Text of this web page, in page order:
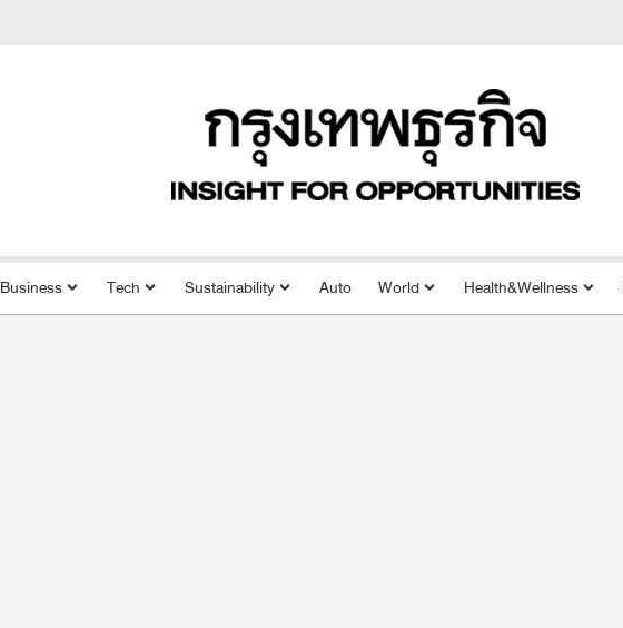
Business Tech Sustainability Auto World Health&Wellness